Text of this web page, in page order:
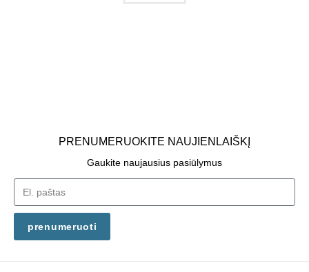
PRENUMERUOKITE NAUJIENLAIŠKĮ
Gaukite naujausius pasiūlymus
prenumeruoti